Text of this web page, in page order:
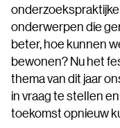
onderwerpen die
beter, hoe kunnen
bewonen? Nu het
thema van dit jaar
in vraag te stellen
toekomst opnieuw